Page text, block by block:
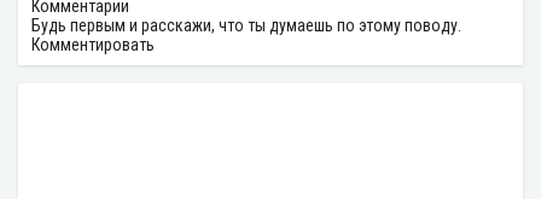
Комментарии
Будь первым и расскажи, что ты думаешь по этому поводу.
Комментировать